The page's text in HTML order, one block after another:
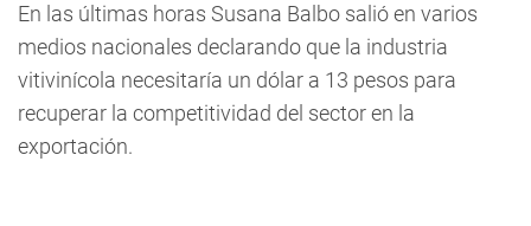
En las últimas horas Susana Balbo salió en varios
medios nacionales declarando que la industria
vitivinícola necesitaría un dólar a 13 pesos para
recuperar la competitividad del sector en la
exportación.